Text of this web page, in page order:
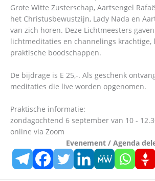
Grote Witte Zusterschap, Aartsengel
het Christusbewustzijn, Lady Nada en
van zich horen. Deze Lichtmeesters
lichtmeditaties en channelings krachtige,
praktische boodschappen.
De bijdrage is E 25,-. Als geschenk
meditaties die live worden opgenomen.
Praktische informatie:
zondagochtend 6 september van 10 -
online via Zoom
Evenement / Agenda